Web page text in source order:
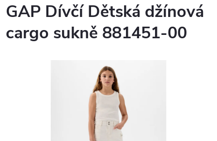
GAP Dívčí Dětská džínová
cargo sukně 881451-00